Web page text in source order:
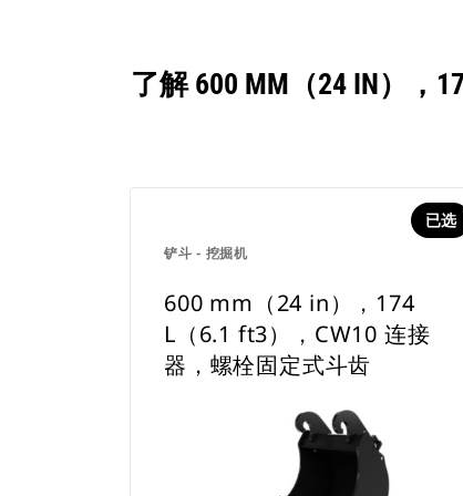
了解 600 MM（24 IN），
铲斗 - 挖掘机
已选
600 mm（24 in），174
L（6.1 ft3），CW10 连接
器，螺栓固定式斗齿